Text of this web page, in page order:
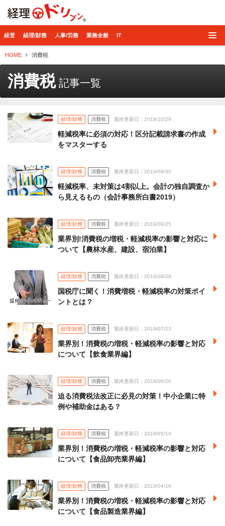
経営 経理/財務 人事/労務 業務全般 IT
HOME 消費税
消費税記事一覧
経理/財務 消費税 最終更新日：2019/10/29
軽減税率に必須の対応！区分記載請求書の作成
をマスターする
経理/財務 消費税 最終更新日：2019/09/30
軽減税率、未対策は4割以上。会計の独自調査か
ら見えるもの（会計事務所白書2019）
経理/財務 消費税 最終更新日：2019/09/25
業界別!消費税の増税・軽減税率の影響と対応に
ついて【農林水産、建設、宿泊業】
経理/財務 消費税 最終更新日：2019/08/29
国税庁に聞く！消費増税・軽減税率の対策ポイ
ントとは？
経理/財務 消費税 最終更新日：2019/07/23
業界別！消費税の増税・軽減税率の影響と対応
について【飲食業界編】
経理/財務 消費税 最終更新日：2019/06/20
迫る消費税法改正に必見の対策！中小企業に特
例や補助金はある？
経理/財務 消費税 最終更新日：2019/05/14
業界別！消費税の増税・軽減税率の影響と対応
について【食品卸売業界編】
経理/財務 消費税 最終更新日：2019/04/16
業界別！消費税の増税・軽減税率の影響と対応
について【食品製造業界編】